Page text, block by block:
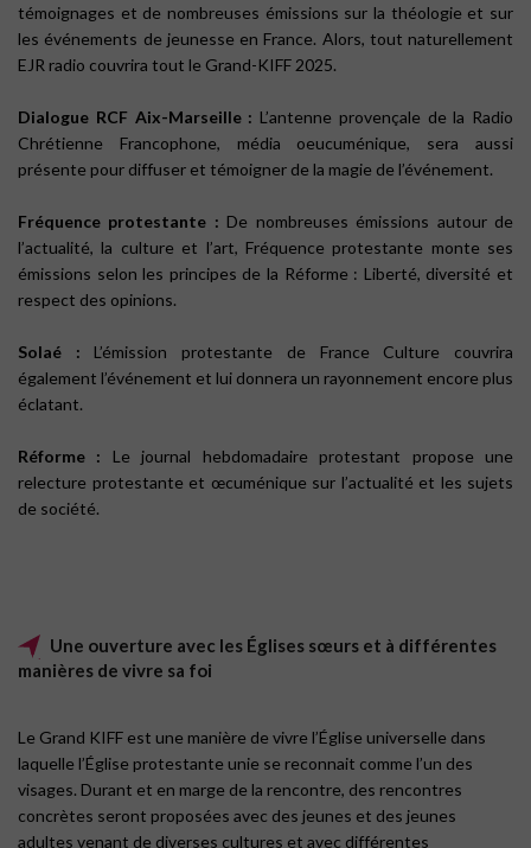
témoignages et de nombreuses émissions sur la théologie et sur
les événements de jeunesse en France. Alors, tout naturellement
EJR radio couvrira tout le Grand-KIFF 2025.
Dialogue RCF Aix-Marseille : L’antenne provençale de la Radio
Chrétienne Francophone, média oeucuménique, sera aussi
présente pour diffuser et témoigner de la magie de l’événement.
Fréquence protestante : De nombreuses émissions autour de
l’actualité, la culture et l’art, Fréquence protestante monte ses
émissions selon les principes de la Réforme : Liberté, diversité et
respect des opinions.
Solaé : L’émission protestante de France Culture couvrira
également l’événement et lui donnera un rayonnement encore plus
éclatant.
Réforme : Le journal hebdomadaire protestant propose une
relecture protestante et œcuménique sur l’actualité et les sujets
de société.
Une ouverture avec les Églises sœurs et à différentes
manières de vivre sa foi
Le Grand KIFF est une manière de vivre l’Église universelle dans
laquelle l’Église protestante unie se reconnait comme l’un des
visages. Durant et en marge de la rencontre, des rencontres
concrètes seront proposées avec des jeunes et des jeunes
adultes venant de diverses cultures et avec différentes